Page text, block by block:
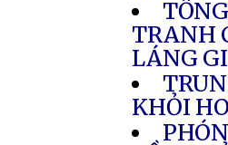
TRANH
LÁNG
KHỎI